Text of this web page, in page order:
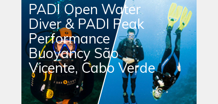
PADI Open Water
Diver & PADI Peak
Performance
Buoyancy São
Vicente, Cabo Verde